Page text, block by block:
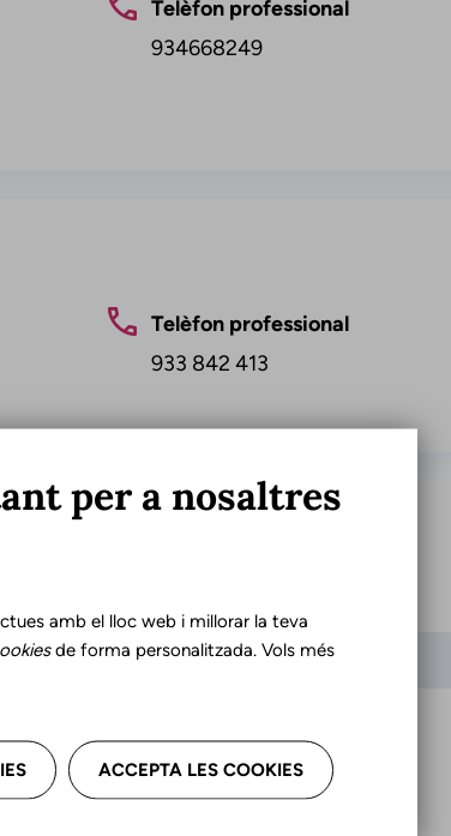
Telèfon professional
934668249
Telèfon professional
933 842 413
Idiomes
Castellà
per a nosaltres
amb el lloc web i millorar la teva
de forma personalitzada. Vols més
ACCEPTA LES COOKIES